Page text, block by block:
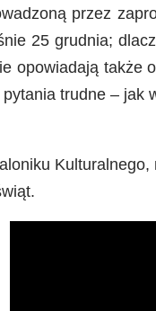
przez
25 grudnia;
opowiadają także
trudne –